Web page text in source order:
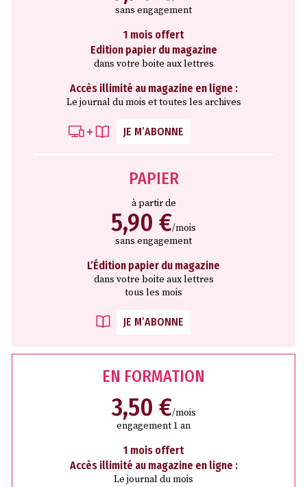
sans engagement
1 mois offert
Edition papier du magazine
dans votre boite aux lettres
Accès illimité au magazine en ligne :
Le journal du mois et toutes les archives
JE M’ABONNE
PAPIER
à partir de
5,90 €/mois
sans engagement
L’Édition papier du magazine
dans votre boite aux lettres
tous les mois
JE M’ABONNE
EN FORMATION
3,50 €/mois
engagement 1 an
1 mois offert
Accès illimité au magazine en ligne :
Le journal du mois